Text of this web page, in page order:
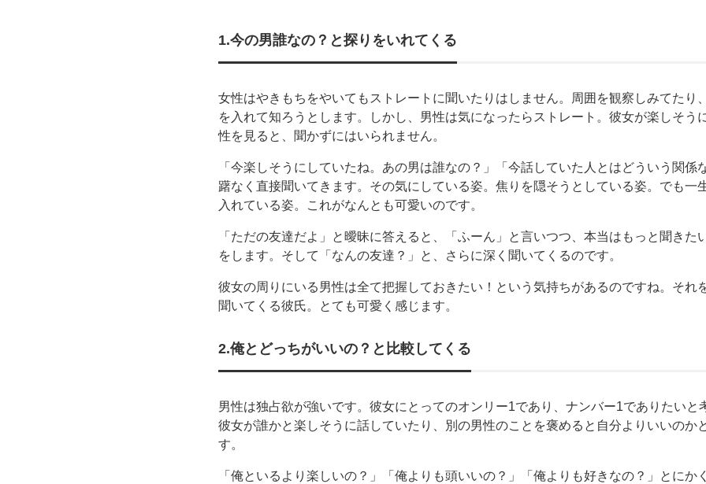
1.今の男誰なの？と探りをいれてくる
女性はやきもちをやいてもストレートに聞いたりはしません。周囲を観察しみてたり
を入れて知ろうとします。しかし、男性は気になったらストレート。彼女が楽しそう
性を見ると、聞かずにはいられません。
「今楽しそうにしていたね。あの男は誰なの？」「今話していた人とはどういう関係
躇なく直接聞いてきます。その気にしている姿。焦りを隠そうとしている姿。でも一
入れている姿。これがなんとも可愛いのです。
「ただの友達だよ」と曖昧に答えると、「ふーん」と言いつつ、本当はもっと聞きた
をします。そして「なんの友達？」と、さらに深く聞いてくるのです。
彼女の周りにいる男性は全て把握しておきたい！という気持ちがあるのですね。それ
聞いてくる彼氏。とても可愛く感じます。
2.俺とどっちがいいの？と比較してくる
男性は独占欲が強いです。彼女にとってのオンリー1であり、ナンバー1でありたいと
彼女が誰かと楽しそうに話していたり、別の男性のことを褒めると自分よりいいのか
す。
「俺といるより楽しいの？」「俺よりも頭いいの？」「俺よりも好きなの？」とにか